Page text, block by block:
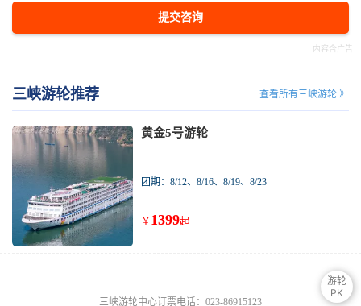
提交咨询
三峡游轮推荐 查看所有三峡游轮 》
黄金5号游轮
团期：8/12、8/16、8/19、8/23
￥ 1399起
三峡游轮中心订票电话：023-86915123
游轮
PK